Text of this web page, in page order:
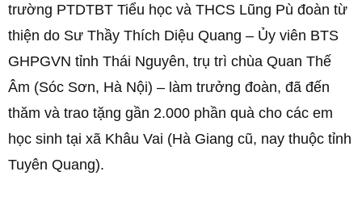
trường PTDTBT Tiểu học và THCS Lũng Pù đoàn từ
thiện do Sư Thầy Thích Diệu Quang – Ủy viên BTS
GHPGVN tỉnh Thái Nguyên, trụ trì chùa Quan Thế
Âm (Sóc Sơn, Hà Nội) – làm trưởng đoàn, đã đến
thăm và trao tặng gần 2.000 phần quà cho các em
học sinh tại xã Khâu Vai (Hà Giang cũ, nay thuộc tỉnh
Tuyên Quang).